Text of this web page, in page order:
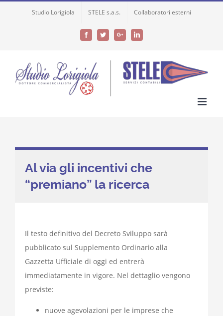
Studio Lorigiola STELE s.a.s. Collaboratori esterni
FacebookTwitterGoogle+LinkedIn
Al via gli incentivi che
“premiano” la ricerca
Il testo definitivo del Decreto Sviluppo sarà
pubblicato sul Supplemento Ordinario alla
Gazzetta Ufficiale di oggi ed entrerà
immediatamente in vigore. Nel dettaglio vengono
previste:
nuove agevolazioni per le imprese che